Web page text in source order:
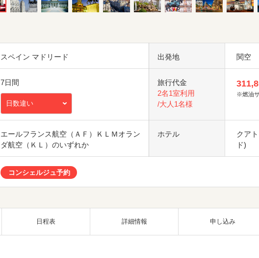
スペイン マドリード 出発地 関空
7日間
日数違い
旅行代金
2名1室利用
/大人1名様
※燃油
エールフランス航空（ＡＦ）ＫＬＭオラン
ダ航空（ＫＬ）のいずれか
ホテル
クア
ド)
コンシェルジュ予約
日程表 詳細情報 申し込み